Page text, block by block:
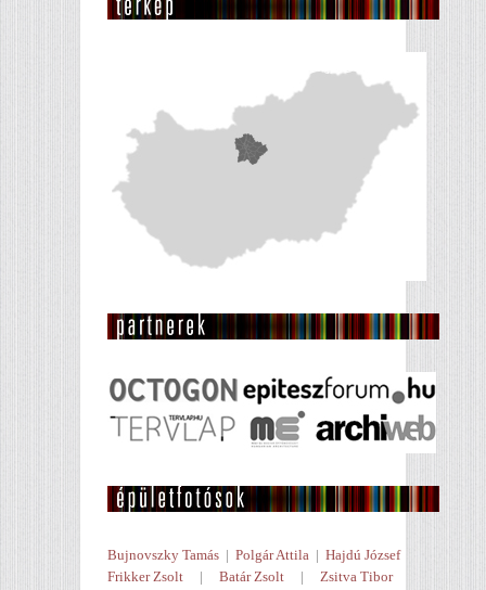
Bujnovszky Tamás | Polgár Attila | Hajdú József
Frikker Zsolt | Batár Zsolt | Zsitva Tibor